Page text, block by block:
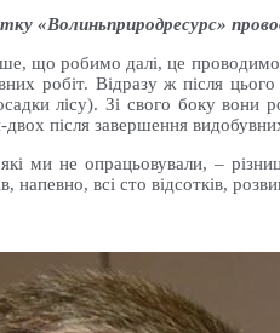
«Волиньприродресурс»
що робимо далі, це проводимо
робіт. Відразу ж після цього
лісу). Зі свого боку
після завершення
ми не опрацьовували, –
всі сто відсотків,